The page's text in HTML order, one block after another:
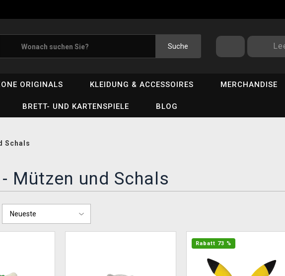
Suche
ORIGINALS KLEIDUNG & ACCESSOIRES MERCHANDISE
BRETT- UND KARTENSPIELE BLOG
Schals
Mützen und Schals
Rabatt 73 %